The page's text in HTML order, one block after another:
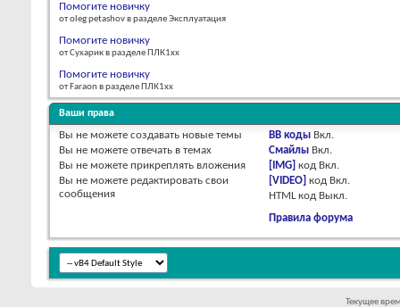
Помогите новичку
от oleg petashov в разделе Эксплуатация
Помогите новичку
от Сухарик в разделе ПЛК1хх
Помогите новичку
от Faraon в разделе ПЛК1хх
Ваши права
Вы не можете создавать новые темы
Вы не можете отвечать в темах
Вы не можете прикреплять вложения
Вы не можете редактировать свои
сообщения
BB коды Вкл.
Смайлы Вкл.
[IMG] код Вкл.
[VIDEO] код Вкл.
HTML код Выкл.
Правила форума
Текущее